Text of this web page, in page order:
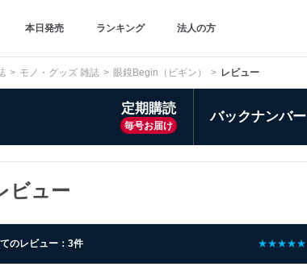
本日発売 ランキング 法人の方
モノ・グッズ 雑誌 眼鏡Begin（ビギン） レビュー
定期購読
毎号お届け
バックナンバー
ビュー
のレビュー：3件 ★★★★★